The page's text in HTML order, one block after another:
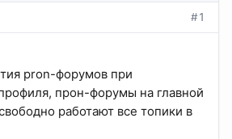
#1
pron-форумов при
прон-форумы на главной
работают все топики в